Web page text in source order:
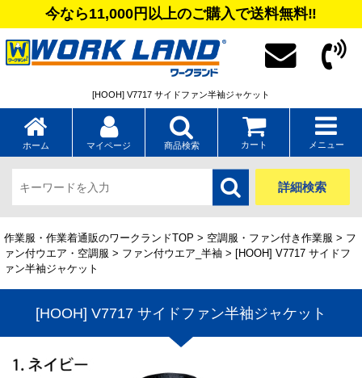
今なら11,000円以上のご購入で送料無料‼
[HOOH] V7717 サイドファン半袖ジャケット
ホーム マイページ 商品検索 カート メニュー
詳細検索
作業服・作業着通販のワークランドTOP > 空調服・ファン付き作業服 > フ
ァン付ウエア・空調服 > ファン付ウエア_半袖 > [HOOH] V7717 サイドフ
ァン半袖ジャケット
[HOOH] V7717 サイドファン半袖ジャケット